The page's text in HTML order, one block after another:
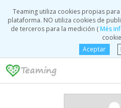
Teaming utiliza cookies propias
plataforma. NO utiliza cookies de
de terceros para la medición (Més
Aceptar